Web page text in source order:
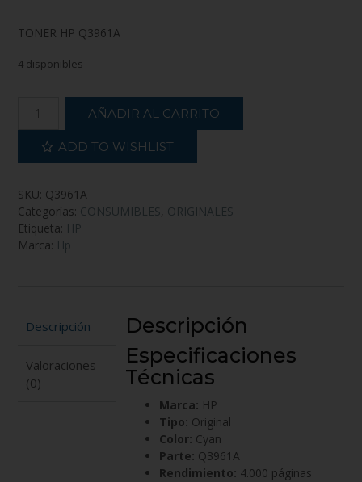
TONER HP Q3961A
4 disponibles
AÑADIR AL CARRITO
ADD TO WISHLIST
SKU: Q3961A
Categorías: CONSUMIBLES, ORIGINALES
Etiqueta: HP
Marca: Hp
Descripción
Valoraciones
(0)
Descripción
Especificaciones
Técnicas
Marca: HP
Tipo: Original
Color: Cyan
Parte: Q3961A
Rendimiento: 4.000 páginas